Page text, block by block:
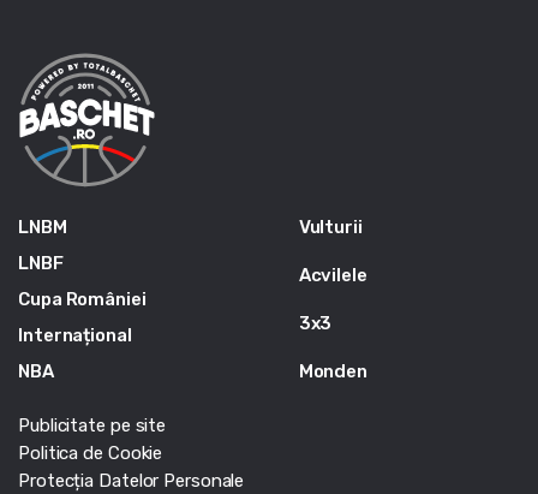
LNBM
LNBF
Cupa României
Internațional
NBA
Vulturii
Acvilele
3x3
Monden
Publicitate pe site
Politica de Cookie
Protecția Datelor Personale